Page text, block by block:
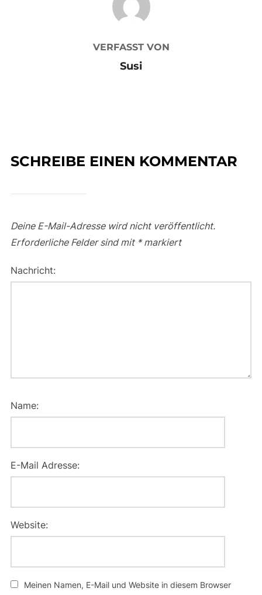
VERFASST VON
Susi
SCHREIBE EINEN KOMMENTAR
Deine E-Mail-Adresse wird nicht veröffentlicht.
Erforderliche Felder sind mit *markiert
Nachricht:
Name:
E-Mail Adresse:
Website:
Meinen Namen, E-Mail und Website in diesem Browser